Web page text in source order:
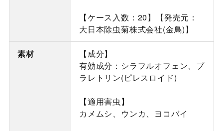
【ケース入数：20】【発売元：
大日本除虫菊株式会社(金鳥)】
素材
【成分】
有効成分：シラフルオフェン、プ
ラレトリン(ピレスロイド)
【適用害虫】
カメムシ、ウンカ、ヨコバイ